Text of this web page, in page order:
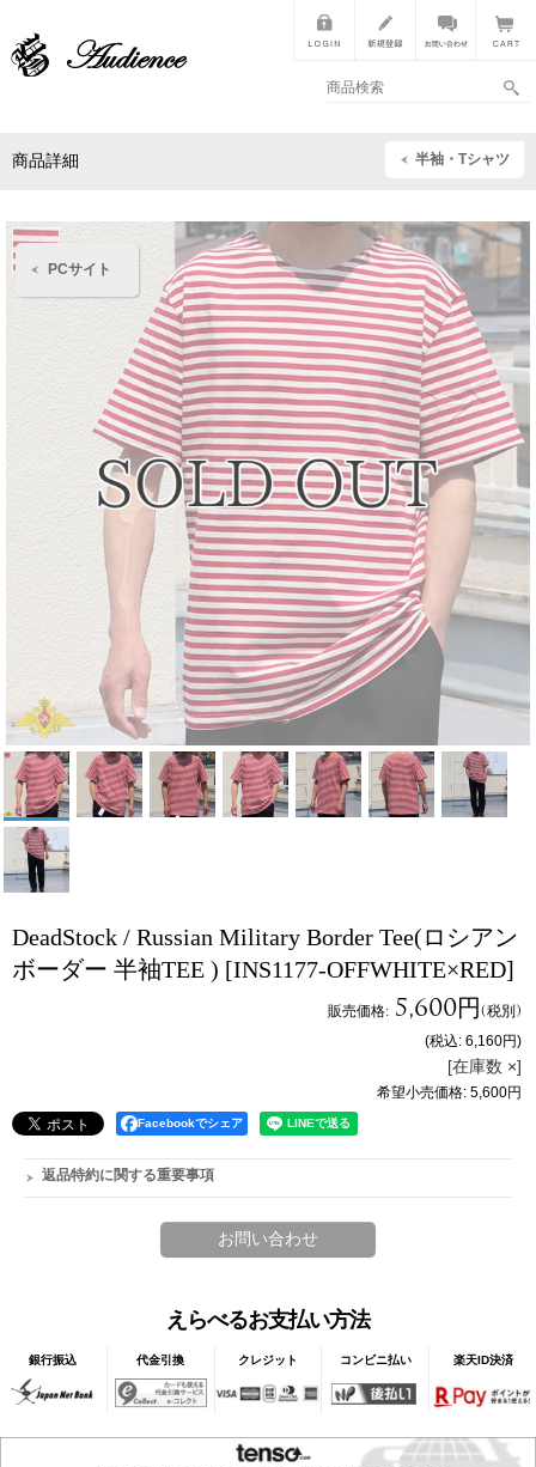
PCサイト
商品詳細 半袖・Tシャツ
DeadStock / Russian Military Border Tee(ロシアン
ボーダー 半袖TEE ) [INS1177-OFFWHITE×RED]
販売価格: 5,600円(税別)
(税込: 6,160円)
[在庫数 ×]
希望小売価格: 5,600円
Facebookでシェア
返品特約に関する重要事項
えらべるお支払い方法
銀行振込 代金引換 クレジット コンビニ払い 楽天ID決済